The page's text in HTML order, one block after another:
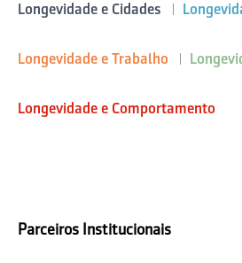
Longevidade e Cidades
Longevidade e Trabalho
Longevidade e Comportamento
Parceiros Institucionais